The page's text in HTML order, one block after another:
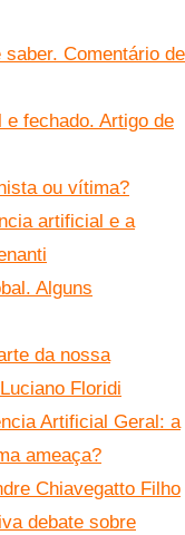
Comentário de
fechado. Artigo de
ou vítima?
artificial e a
Alguns
da nossa
Floridi
Artificial Geral: a
ameaça?
Chiavegatto Filho
debate sobre